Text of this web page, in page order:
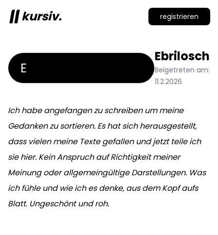
kursiv. registrieren
E
Ebrilosch
Beigetreten am:
11.2.2026
Ich habe angefangen zu schreiben um meine
Gedanken zu sortieren. Es hat sich herausgestellt,
dass vielen meine Texte gefallen und jetzt teile ich
sie hier. Kein Anspruch auf Richtigkeit meiner
Meinung oder allgemeingültige Darstellungen. Was
ich fühle und wie ich es denke, aus dem Kopf aufs
Blatt. Ungeschönt und roh.